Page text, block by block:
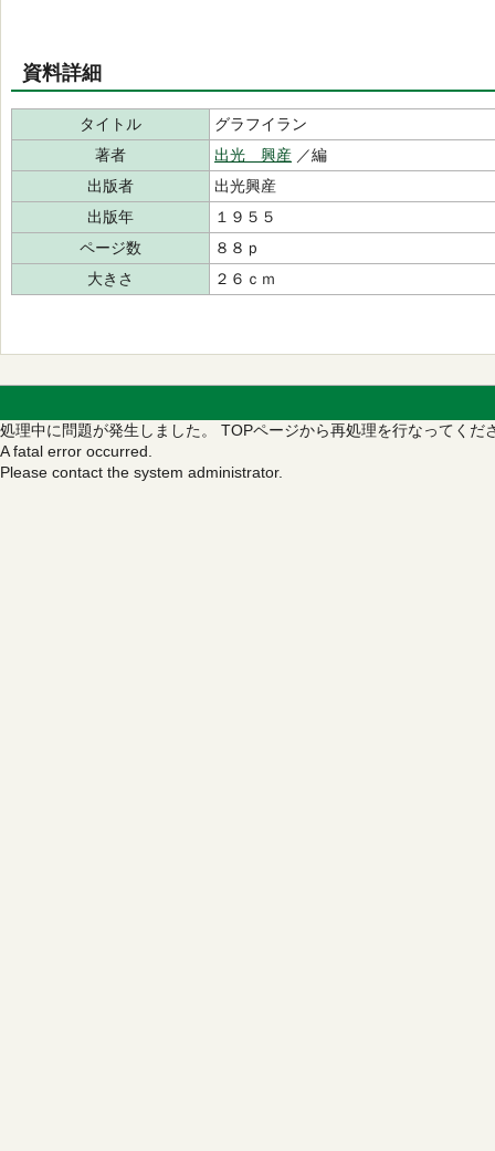
資料詳細
タイトル
グラフイラン
著者
出光 興産 ／編
出版者
出光興産
出版年
１９５５
ページ数
８８ｐ
大きさ
２６ｃｍ
処理中に問題が発生しました。 TOPページから再処理を行なってくだ
A fatal error occurred.
Please contact the system administrator.